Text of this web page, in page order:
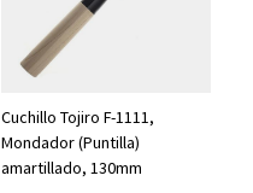
Cuchillo Tojiro F-1111,
Mondador (Puntilla)
amartillado, 130mm